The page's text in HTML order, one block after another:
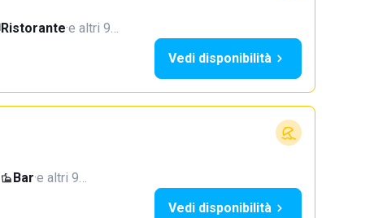
Ristorante·e altri 9…
Vedi disponibilità
Bar·e altri 9…
Vedi disponibilità